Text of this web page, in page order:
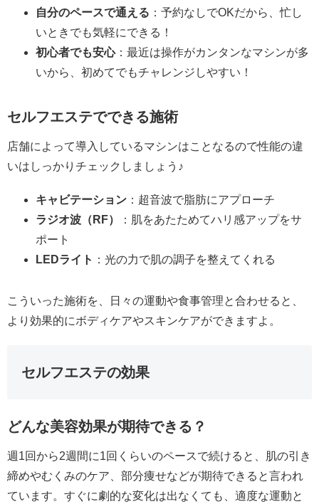
自分のペースで通える ：予約なしでOKだから、忙し
いときでも気軽にできる！
初心者でも安心：最近は操作がカンタンなマシンが多
いから、初めてでもチャレンジしやすい！
セルフエステでできる施術
店舗によって導入しているマシンはことなるので性能の違
いはしっかりチェックしましょう♪
キャビテーション ：超音波で脂肪にアプローチ
ラジオ波（RF）
：肌をあたためてハリ感アップをサ
ポート
LEDライト ：光の力で肌の調子を整えてくれる
こういった施術を、日々の運動や食事管理と合わせると、
より効果的にボディケアやスキンケアができますよ。
セルフエステの効果
どんな美容効果が期待できる？
週1回から2週間に1回くらいのペースで続けると、肌の引き
締めやむくみのケア、部分痩せなどが期待できると言われ
ています。すぐに劇的な変化は出なくても、適度な運動と